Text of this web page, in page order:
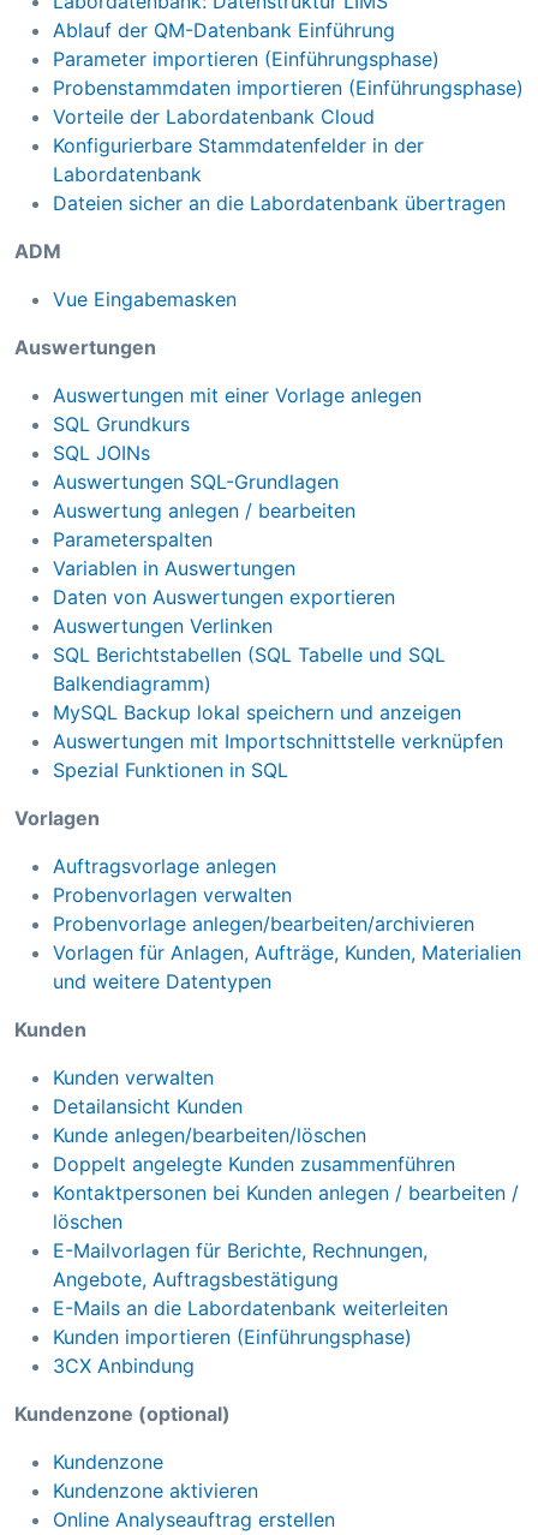
Ablauf der QM-Datenbank Einführung
Parameter importieren (Einführungsphase)
Probenstammdaten importieren (Einführungsphase)
Vorteile der Labordatenbank Cloud
Konfigurierbare Stammdatenfelder in der
Labordatenbank
Dateien sicher an die Labordatenbank übertragen
ADM
Vue Eingabemasken
Auswertungen
Auswertungen mit einer Vorlage anlegen
SQL Grundkurs
SQL JOINs
Auswertungen SQL-Grundlagen
Auswertung anlegen / bearbeiten
Parameterspalten
Variablen in Auswertungen
Daten von Auswertungen exportieren
Auswertungen Verlinken
SQL Berichtstabellen (SQL Tabelle und SQL
Balkendiagramm)
MySQL Backup lokal speichern und anzeigen
Auswertungen mit Importschnittstelle verknüpfen
Spezial Funktionen in SQL
Vorlagen
Auftragsvorlage anlegen
Probenvorlagen verwalten
Probenvorlage anlegen/bearbeiten/archivieren
Vorlagen für Anlagen, Aufträge, Kunden, Materialien
und weitere Datentypen
Kunden
Kunden verwalten
Detailansicht Kunden
Kunde anlegen/bearbeiten/löschen
Doppelt angelegte Kunden zusammenführen
Kontaktpersonen bei Kunden anlegen / bearbeiten /
löschen
E-Mailvorlagen für Berichte, Rechnungen,
Angebote, Auftragsbestätigung
E-Mails an die Labordatenbank weiterleiten
Kunden importieren (Einführungsphase)
3CX Anbindung
Kundenzone (optional)
Kundenzone
Kundenzone aktivieren
Online Analyseauftrag erstellen